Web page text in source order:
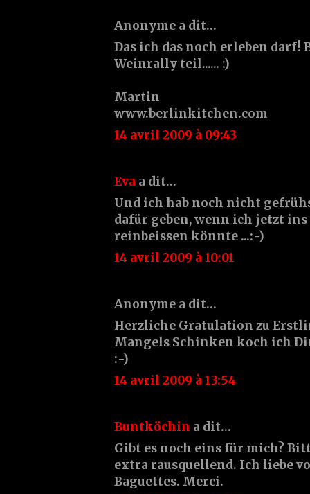
Anonyme a dit…
Das ich das noch erleben
Weinrally teil...... :)
Martin
www.berlinkitchen.com
14 avril 2009 à 09:43
Eva a dit…
Und ich hab noch nicht
dafür geben, wenn ich jetzt
reinbeissen könnte ...:-)
14 avril 2009 à 10:01
Anonyme a dit…
Herzliche Gratulation zu
Mangels Schinken koch ich
:-)
14 avril 2009 à 13:54
Buntköchin a dit…
Gibt es noch eins für mich?
extra rausquellend. Ich liebe
Baguettes. Merci.